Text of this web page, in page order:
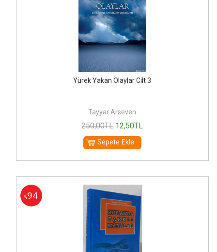
Yürek Yakan Olaylar Cilt 3
Tayyar Arseven
250,00TL 12,50TL
Sepete Ekle
%94